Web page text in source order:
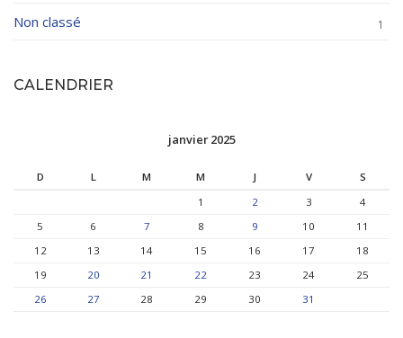
Non classé 1
CALENDRIER
janvier 2025
D L M M J V
S
1
2 3
4
5
6 7 8 9 10
11
12
13 14 15 16 17
18
19
20 21 22 23 24
25
26
27 28 29 30 31